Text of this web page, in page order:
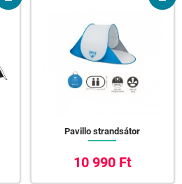
Pavillo strandsátor
10 990 Ft